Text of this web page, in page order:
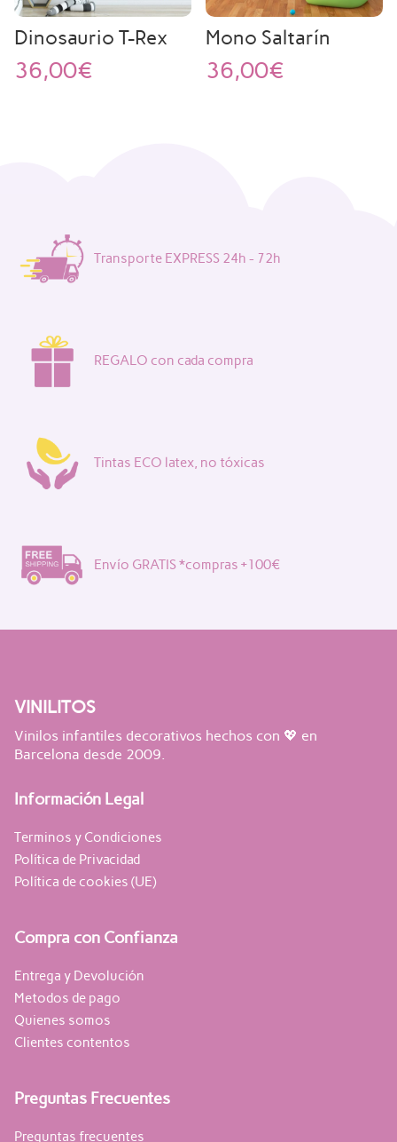
Dinosaurio T-Rex
36,00€
Mono Saltarín
36,00€
Transporte EXPRESS 24h - 72h
REGALO con cada compra
Tintas ECO latex, no tóxicas
Envío GRATIS *compras +100€
VINILITOS
Vinilos infantiles decorativos hechos con 💖 en
Barcelona desde 2009.
Información Legal
Terminos y Condiciones
Política de Privacidad
Política de cookies (UE)
Compra con Confianza
Entrega y Devolución
Metodos de pago
Quienes somos
Clientes contentos
Preguntas Frecuentes
Preguntas frecuentes